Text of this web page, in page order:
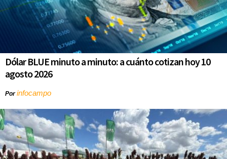
Dólar BLUE minuto a minuto: a cuánto cotizan hoy 10
agosto 2026
Porinfocampo